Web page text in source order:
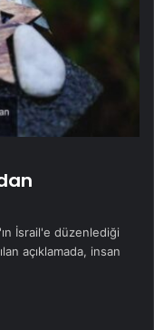
İsrail'e düzenlediği
açıklamada, insan